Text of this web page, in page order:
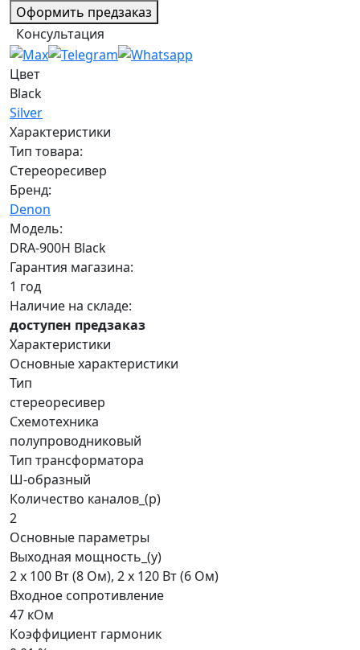
Оформить предзаказ
Консультация
Цвет
Black
Silver
Характеристики
Тип товара:
Стереоресивер
Бренд:
Denon
Модель:
DRA-900H Black
Гарантия магазина:
1 год
Наличие на складе:
доступен предзаказ
Характеристики
Основные характеристики
Тип
стереоресивер
Схемотехника
полупроводниковый
Тип трансформатора
Ш-образный
Количество каналов_(р)
2
Основные параметры
Выходная мощность_(у)
2 х 100 Вт (8 Ом), 2 х 120 Вт (6 Ом)
Входное сопротивление
47 кОм
Коэффициент гармоник